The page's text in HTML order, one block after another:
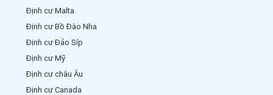
Định cư Malta
Định cư Bồ Đào Nha
Định cư Đảo Síp
Định cư Mỹ
Định cư châu Âu
Định cư Canada